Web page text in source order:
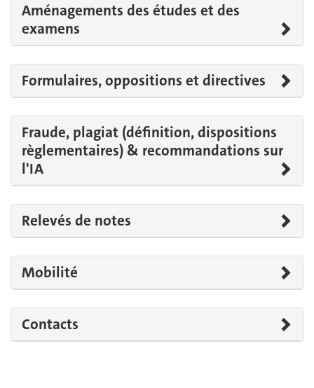
Aménagements des études et des
examens
Formulaires, oppositions et directives
Fraude, plagiat (définition, dispositions
règlementaires) & recommandations sur
l'IA
Relevés de notes
Mobilité
Contacts